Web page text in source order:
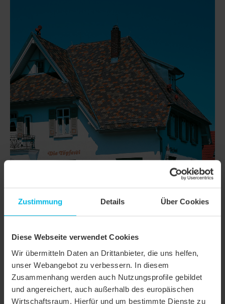
Zustimmung Details Über Cookies
Diese Webseite verwendet Cookies
Wir übermitteln Daten an Drittanbieter, die uns helfen,
unser Webangebot zu verbessern. In diesem
Zusammenhang werden auch Nutzungsprofile gebildet
und angereichert, auch außerhalb des europäischen
Wirtschaftsraum. Hierfür und um bestimmte Dienste zu
DETAILS
MODELL KLASSIK RUNDSCHNITT
Produktfamilie Biberschwanzziegel KLASSIK
Produktgruppe Dachziegel